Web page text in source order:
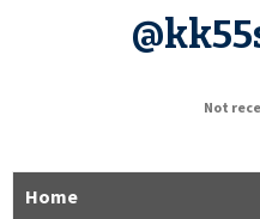
Not
Home